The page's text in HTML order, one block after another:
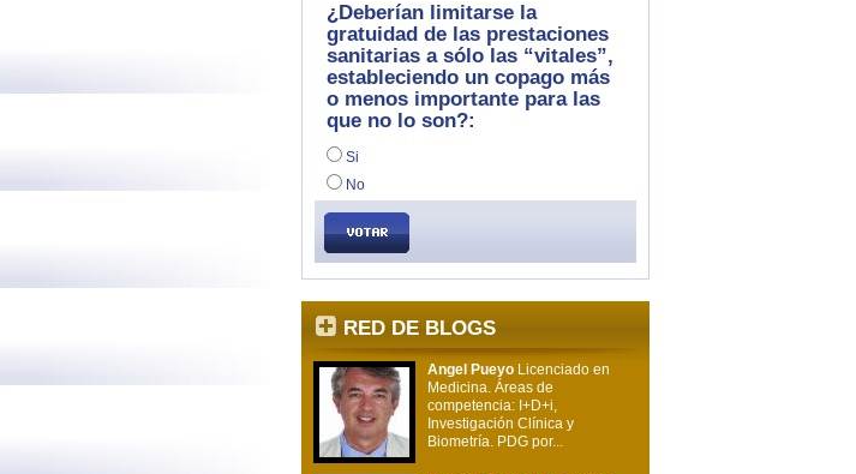
¿Deberían limitarse la
gratuidad de las prestaciones
sanitarias a sólo las “vitales”,
estableciendo un copago más
o menos importante para las
que no lo son?:
Si
No
RED DE BLOGS
Angel Pueyo Licenciado en
Medicina. Áreas de
competencia: I+D+i,
Investigación Clínica y
Biometría. PDG por...